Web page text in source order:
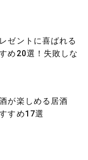
ゼントに喜ばれる
め20選！失敗しな
が楽しめる居酒
すめ17選